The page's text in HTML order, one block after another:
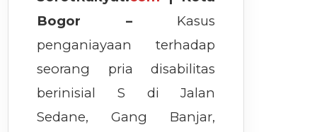
Bogor – Kasus
penganiayaan terhadap
seorang pria disabilitas
berinisial S di Jalan
Sedane, Gang Banjar,